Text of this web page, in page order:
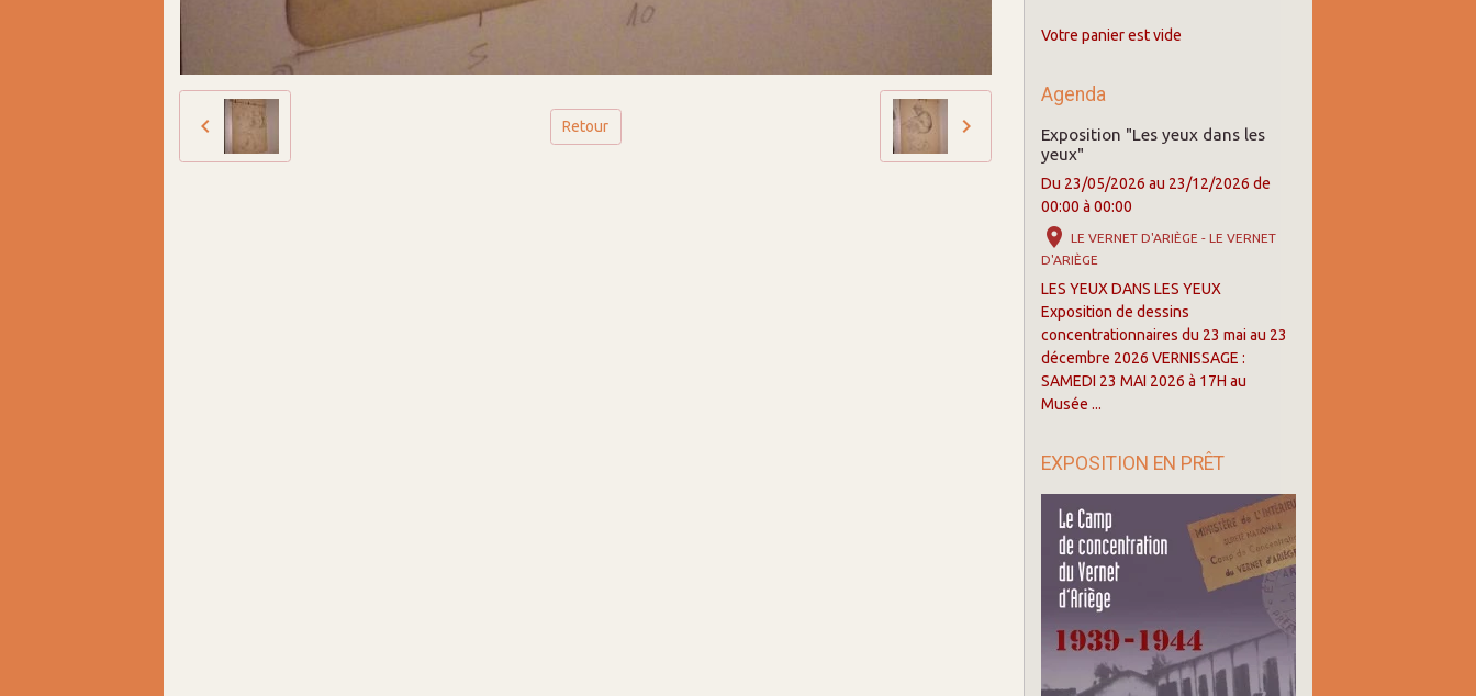
Retour
Votre panier est vide
Agenda
Exposition "Les yeux dans les
yeux"
Du 23/05/2026 au 23/12/2026 de
00:00 à 00:00
LE VERNET D'ARIÈGE - LE VERNET
D'ARIÈGE
LES YEUX DANS LES YEUX
Exposition de dessins
concentrationnaires du 23 mai au 23
décembre 2026 VERNISSAGE :
SAMEDI 23 MAI 2026 à 17H au
Musée ...
EXPOSITION EN PRÊT